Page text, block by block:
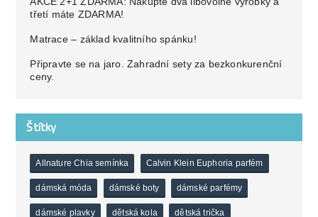
třetí máte ZDARMA!
Matrace – základ kvalitního spánku!
Připravte se na jaro. Zahradní sety za bezkonkurenční
ceny.
Štítky
Allnature Chia semínka Calvin Klein Euphoria parfém
dámská móda dámské boty dámské parfémy
dámské plavky dětská kola dětská trička